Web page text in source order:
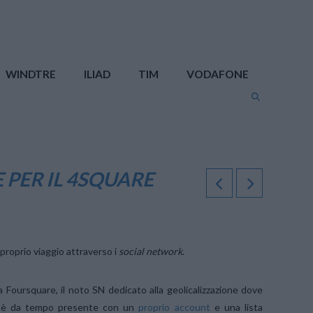
WINDTRE ILIAD TIM VODAFONE
IL 4SQUARE
viaggio attraverso i social network.
Foursquare, il noto SN dedicato alla geolicalizzazione dove
è da tempo presente con un proprio account e una lista